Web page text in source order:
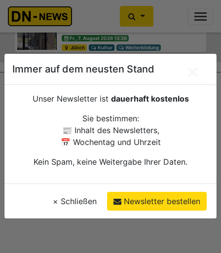
Einbrecher im Kleiderschrank
gefunden
Fr., 7. August 2026
Düren
Polizei
Previous
Immer auf dem neusten Stand
Unser Newsletter ist dauerhaft kostenlos
Sie bestimmen:
📰 Inhalt des Newsletters,
📅 Wochentag und Uhrzeit
Kein Spam, keine Weitergabe Ihrer Daten.
× Schließen Newsletter bestellen